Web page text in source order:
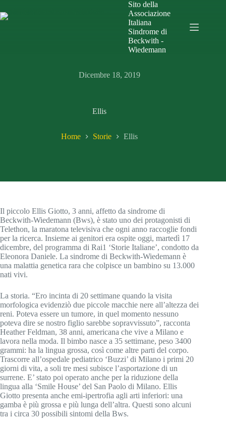
Sito della
Associazione
Italiana
Sindrome di
Beckwith -
Wiedemann
Dicembre 18, 2019
Ellis
Home Storie Ellis
Il piccolo Ellis Giotto, 3 anni, affetto da sindrome di
Beckwith-Wiedemann (Bws), è stato uno dei protagonisti di
Telethon, la maratona televisiva che ogni anno raccoglie fondi
per la ricerca. Insieme ai genitori era ospite oggi, martedì 17
dicembre, del programma di Rai1 ‘Storie Italiane’, condotto da
Eleonora Daniele. La sindrome di Beckwith-Wiedemann è
una malattia genetica rara che colpisce un bambino su 13.000
nati vivi.
La storia. “Ero incinta di 20 settimane quando la visita
morfologica evidenziò due piccole macchie nere all’altezza dei
reni. Poteva essere un tumore, in quel momento nessuno
poteva dire se nostro figlio sarebbe sopravvissuto”, racconta
Heather Feldman, 38 anni, americana che vive a Milano e
lavora nella moda. Il bimbo nasce a 35 settimane, peso 3400
grammi: ha la lingua grossa, così come altre parti del corpo.
Trascorre all’ospedale pediatrico ‘Buzzi’ di Milano i primi 20
giorni di vita, a soli tre mesi subisce l’asportazione di un
surrene. E’ stato poi operato anche per la riduzione della
lingua alla ‘Smile House’ del San Paolo di Milano. Ellis
Giotto presenta anche emi-ipertrofia agli arti inferiori: una
gamba è più grossa e più lunga dell’altra. Questi sono alcuni
tra i circa 30 possibili sintomi della Bws.